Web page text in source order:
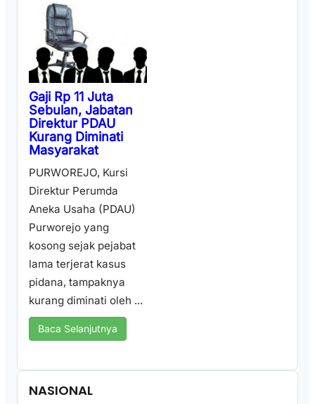
Gaji Rp 11 Juta
Sebulan, Jabatan
Direktur PDAU
Kurang Diminati
Masyarakat
PURWOREJO, Kursi
Direktur Perumda
Aneka Usaha (PDAU)
Purworejo yang
kosong sejak pejabat
lama terjerat kasus
pidana, tampaknya
kurang diminati oleh ...
Baca Selanjutnya
NASIONAL